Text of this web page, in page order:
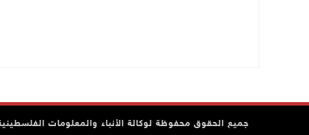
جميع الحقوق محفوظة لوكالة الأنباء والمعلومات الفلسطينية